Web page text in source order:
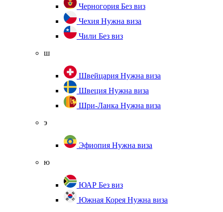
Черногория Без виз
Чехия Нужна виза
Чили Без виз
ш
Швейцария Нужна виза
Швеция Нужна виза
Шри-Ланка Нужна виза
э
Эфиопия Нужна виза
ю
ЮАР Без виз
Южная Корея Нужна виза